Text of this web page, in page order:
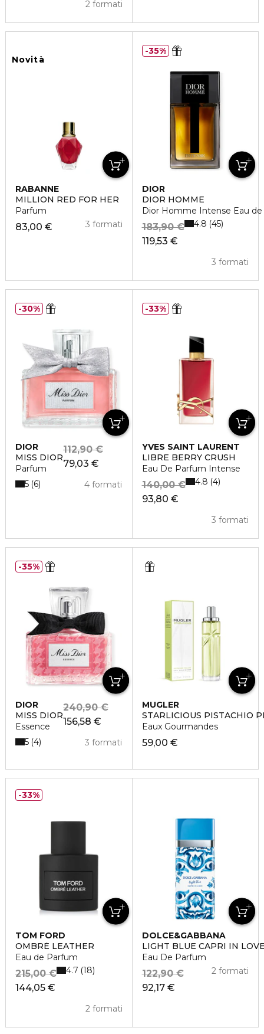
2 formati
Novità
RABANNE
MILLION RED FOR HER
Parfum
83,00 € 3 formati
DIOR
DIOR HOMME
Dior Homme Intense Eau
119,53 €
183,90 €
3 formati
4.8 45
35%
DIOR
MISS DIOR
Parfum
79,03 €
112,90 €
4 formati
5 6
30%
YVES SAINT LAURENT
LIBRE BERRY CRUSH
Eau De Parfum Intense
93,80 €
140,00 €
3 formati
4.8 4
33%
DIOR
MISS DIOR
Essence
156,58 €
240,90 €
3 formati
5 4
35%
MUGLER
STARLICIOUS PISTACHIO
Eaux Gourmandes
59,00 €
TOM FORD
OMBRÈ LEATHER
Eau de Parfum
144,05 €
215,00 €
2 formati
4.7 18
33%
DOLCE&GABBANA
LIGHT BLUE CAPRI IN
Eau De Parfum
92,17 €
122,90 € 2 formati